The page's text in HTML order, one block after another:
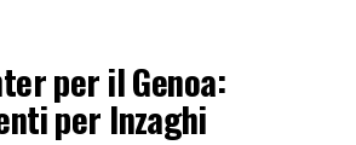
per il Genoa:
per Inzaghi